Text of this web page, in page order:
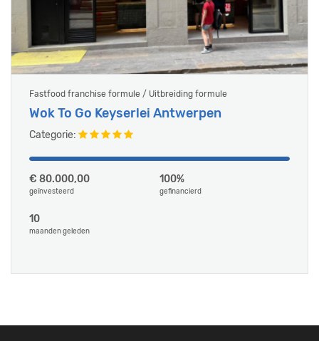
Fastfood franchise formule / Uitbreiding formule
Wok To Go Keyserlei Antwerpen
Categorie:
€ 80.000,00
geïnvesteerd
100%
gefinancierd
10
maanden geleden